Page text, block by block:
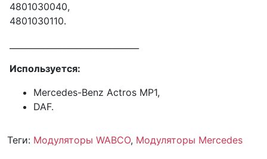
4801030040,
4801030110.
Используется:
Mercedes-Benz Actros MP1,
DAF.
Теги: Модуляторы WABCO, Модуляторы Mercedes